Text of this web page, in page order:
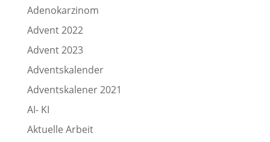
Adenokarzinom
Advent 2022
Advent 2023
Adventskalender
Adventskalener 2021
AI- KI
Aktuelle Arbeit